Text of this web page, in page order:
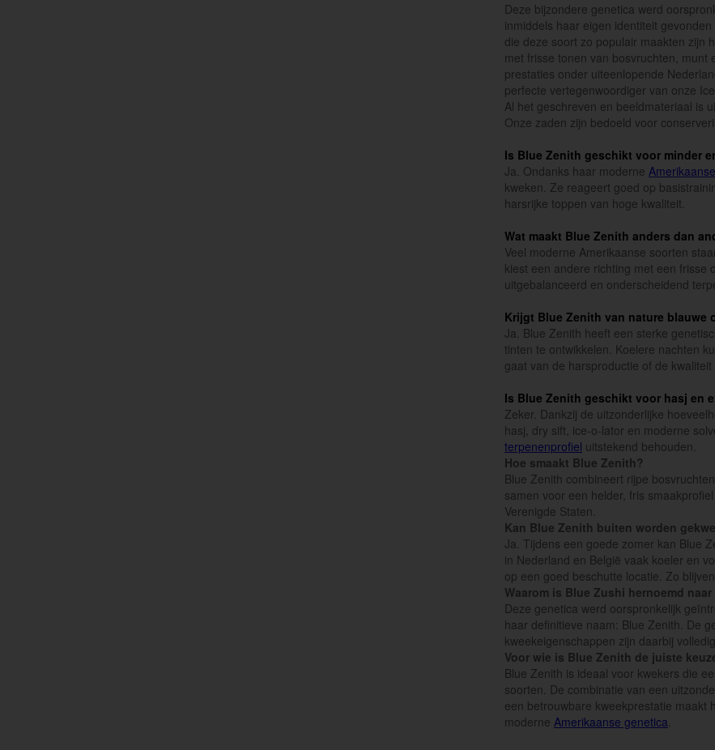
Deze bijzondere genetica werd
inmiddels haar eigen identiteit
die deze soort zo populair maakten zijn
met frisse tonen van bosvruchten,
prestaties onder uiteenlopende
perfecte vertegenwoordiger van onze
Al het geschreven en beeldmateriaal is
Onze zaden zijn bedoeld voor
Is Blue Zenith geschikt voor minder
Ja. Ondanks haar moderne
kweken. Ze reageert goed op
harsrijke toppen van hoge kwaliteit.
Wat maakt Blue Zenith anders dan
Veel moderne Amerikaanse soorten
kiest een andere richting met een frisse
uitgebalanceerd en onderscheidend
Krijgt Blue Zenith van nature blauwe
Ja. Blue Zenith heeft een sterke
tinten te ontwikkelen. Koelere nachten
gaat van de harsproductie of de
Is Blue Zenith geschikt voor hasj en
Zeker. Dankzij de uitzonderlijke
hasj, dry sift, ice-o-lator en moderne
terpenenprofiel uitstekend behouden.
Hoe smaakt Blue Zenith?
Blue Zenith combineert rijpe
samen voor een helder, fris
Verenigde Staten.
Kan Blue Zenith buiten worden
Ja. Tijdens een goede zomer kan Blue
in Nederland en België vaak koeler en
op een goed beschutte locatie. Zo
Waarom is Blue Zushi hernoemd
Deze genetica werd oorspronkelijk
haar definitieve naam: Blue Zenith. De
kweekeigenschappen zijn daarbij
Voor wie is Blue Zenith de juiste
Blue Zenith is ideaal voor kwekers die
soorten. De combinatie van een
een betrouwbare kweekprestatie maakt
moderne Amerikaanse genetica.